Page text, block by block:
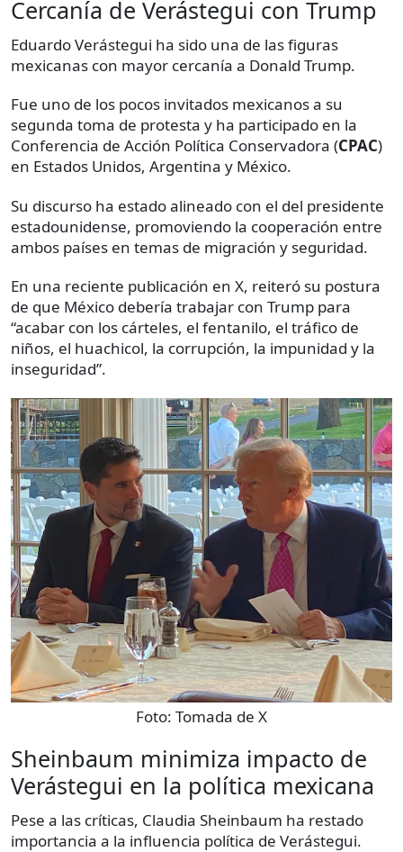
Cercanía de Verástegui con Trump
Eduardo Verástegui ha sido una de las figuras
mexicanas con mayor cercanía a Donald Trump.
Fue uno de los pocos invitados mexicanos a su
segunda toma de protesta y ha participado en la
Conferencia de Acción Política Conservadora (CPAC)
en Estados Unidos, Argentina y México.
Su discurso ha estado alineado con el del presidente
estadounidense, promoviendo la cooperación entre
ambos países en temas de migración y seguridad.
En una reciente publicación en X, reiteró su postura
de que México debería trabajar con Trump para
“acabar con los cárteles, el fentanilo, el tráfico de
niños, el huachicol, la corrupción, la impunidad y la
inseguridad”.
Foto: Tomada de X
Sheinbaum minimiza impacto de
Verástegui en la política mexicana
Pese a las críticas, Claudia Sheinbaum ha restado
importancia a la influencia política de Verástegui.